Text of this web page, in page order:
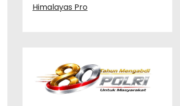
Himalayas Pro